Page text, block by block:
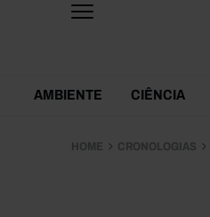
Themes Menu
AMBIENTE CIÊNCIA
HOME CRONOLOGIAS